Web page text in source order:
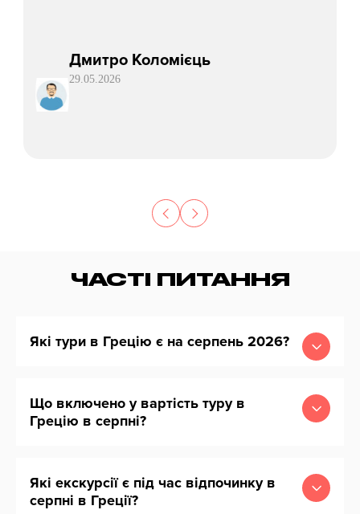
Дмитро Коломієць
29.05.2026
ЧАСТІ ПИТАННЯ
Які тури в Грецію є на серпень 2026?
Що включено у вартість туру в
Грецію в серпні?
Які екскурсії є під час відпочинку в
серпні в Греції?